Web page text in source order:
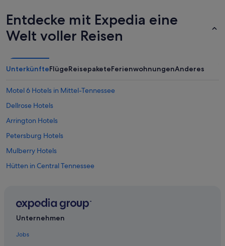
Entdecke mit Expedia eine
Welt voller Reisen
UnterkünfteFlügeReisepaketeFerienwohnungenAnderes
Motel 6 Hotels in Mittel-Tennessee
Dellrose Hotels
Arrington Hotels
Petersburg Hotels
Mulberry Hotels
Hütten in Central Tennessee
Hütten in Hohenwald
Unternehmen
Jobs